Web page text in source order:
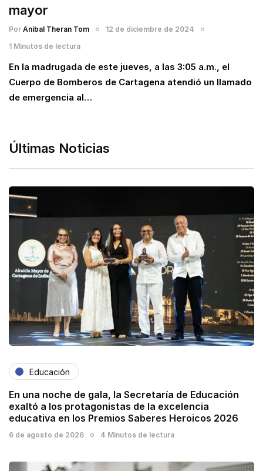
mayor
Por Anibal Theran Tom
12 de diciembre de 2024
1 Minutos de lectura
En la madrugada de este jueves, a las 3:05 a.m., el
Cuerpo de Bomberos de Cartagena atendió un llamado
de emergencia al…
Últimas Noticias
Educación
En una noche de gala, la Secretaría de Educación
exaltó a los protagonistas de la excelencia
educativa en los Premios Saberes Heroicos 2026
6 de agosto de 2026 4 Minutos de lectura